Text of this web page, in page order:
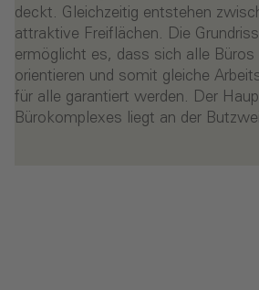
deckt. Gleichzeitig entstehen
attraktive Freiflächen. Die
ermöglicht es, dass sich alle Büros
orientieren und somit gleiche
für alle garantiert werden. Der
Bürokomplexes liegt an der